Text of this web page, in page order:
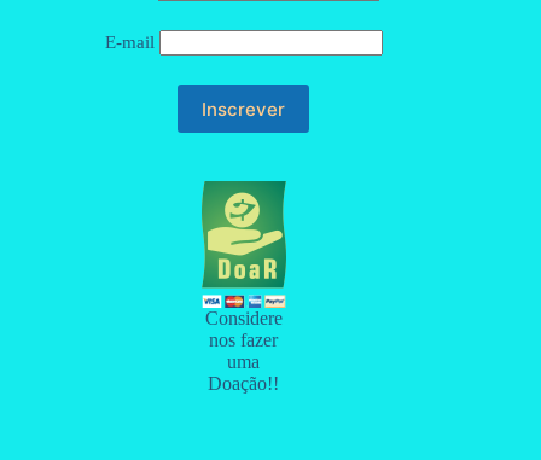
E-mail
Considere
nos fazer
uma
Doação!!